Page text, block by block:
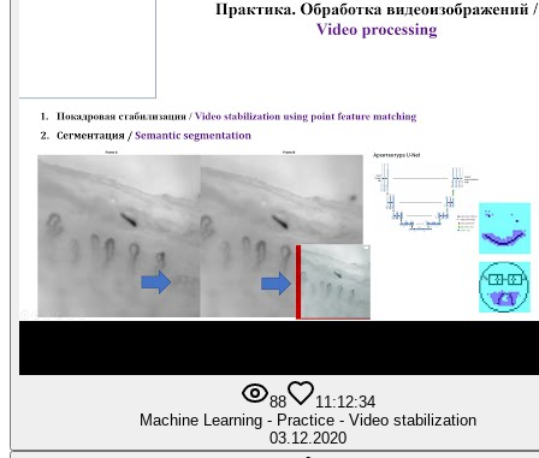
88 1 1:12:34
Machine Learning - Practice - Video stabilization
03.12.2020